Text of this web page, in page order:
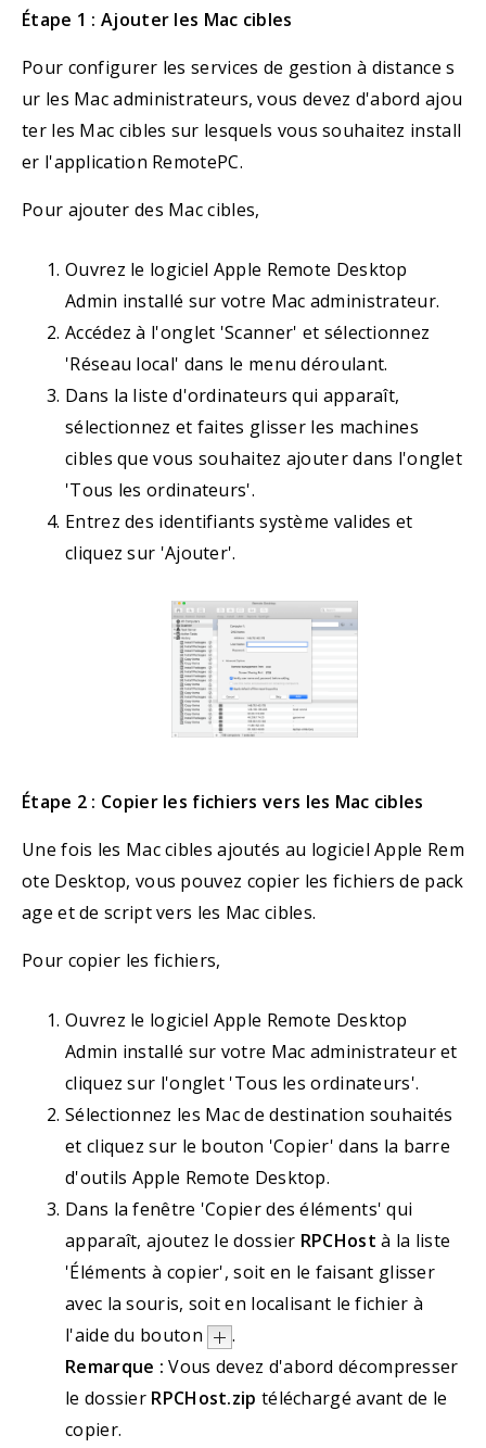
Étape 1 : Ajouter les Mac cibles
Pour configurer les services de gestion à distance s
ur les Mac administrateurs, vous devez d'abord ajou
ter les Mac cibles sur lesquels vous souhaitez install
er l'application RemotePC.
Pour ajouter des Mac cibles,
Ouvrez le logiciel Apple Remote Desktop
Admin installé sur votre Mac administrateur.
Accédez à l'onglet 'Scanner' et sélectionnez
'Réseau local' dans le menu déroulant.
Dans la liste d'ordinateurs qui apparaît,
sélectionnez et faites glisser les machines
cibles que vous souhaitez ajouter dans l'onglet
'Tous les ordinateurs'.
Entrez des identifiants système valides et
cliquez sur 'Ajouter'.
Étape 2 : Copier les fichiers vers les Mac cibles
Une fois les Mac cibles ajoutés au logiciel Apple Rem
ote Desktop, vous pouvez copier les fichiers de pack
age et de script vers les Mac cibles.
Pour copier les fichiers,
Ouvrez le logiciel Apple Remote Desktop
Admin installé sur votre Mac administrateur et
cliquez sur l'onglet 'Tous les ordinateurs'.
Sélectionnez les Mac de destination souhaités
et cliquez sur le bouton 'Copier' dans la barre
d'outils Apple Remote Desktop.
Dans la fenêtre 'Copier des éléments' qui
apparaît, ajoutez le dossier RPCHost à la liste
'Éléments à copier', soit en le faisant glisser
avec la souris, soit en localisant le fichier à
l'aide du bouton
.
Remarque : Vous devez d'abord décompresser
le dossier RPCHost.zip téléchargé avant de le
copier.